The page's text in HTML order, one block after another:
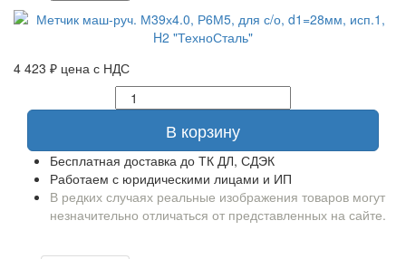
4 423 ₽ цена с НДС
В корзину
Бесплатная доставка до ТК ДЛ, СДЭК
Работаем с юридическими лицами и ИП
В редких случаях реальные изображения товаров могут
незначительно отличаться от представленных на сайте.